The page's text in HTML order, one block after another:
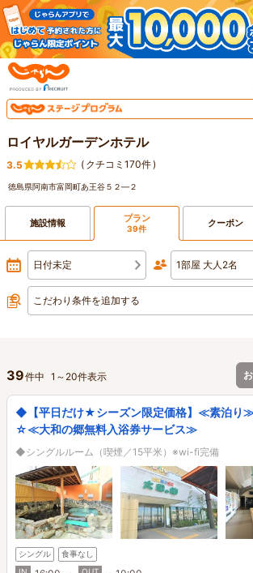
ロイヤルガーデンホテル
3.5 ( クチコミ170件)
徳島県阿南市富岡町あ王谷５２―２
施設情報 プラン
39件 クーポン
日付未定 1部屋 大人2名
こだわり条件を追加する
39件中 1 ～ 20件表示
◆【平日だけ★シーズン限定価格】≪素泊り≫
☆≪大和の郷無料入浴券サービス≫
◆シングルルーム（喫煙／15平米）※wi-fi完備
シングル
食事なし